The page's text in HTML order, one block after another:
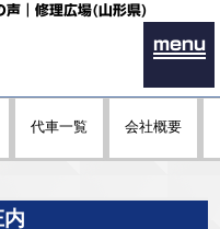
声｜修理広場(山形県)
menu
代車一覧 会社概要